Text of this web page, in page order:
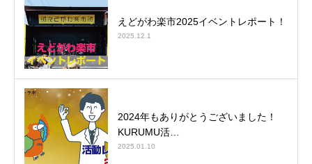
えどがわ楽市2025イベントレポート！
2025.12.1
2024年もありがとうございました！
KURUMU活…
2025.01.10